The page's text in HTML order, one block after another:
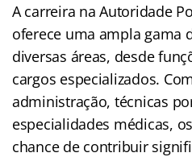
A carreira na Autoridade
oferece uma ampla gama
diversas áreas, desde
cargos especializados.
administração, técnicas
especialidades médicas,
chance de contribuir